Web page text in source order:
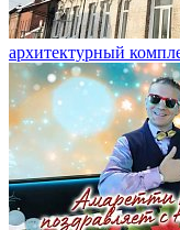
архитектурный